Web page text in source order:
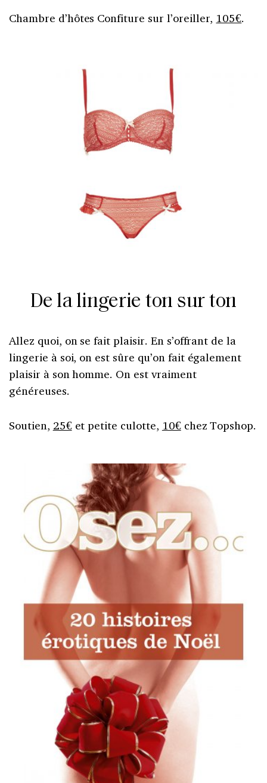
Chambre d’hôtes Confiture sur l’oreiller, 105€.
De la lingerie ton sur ton
Allez quoi, on se fait plaisir. En s’offrant de la
lingerie à soi, on est sûre qu’on fait également
plaisir à son homme. On est vraiment
généreuses.
Soutien, 25€et petite culotte, 10€chez Topshop.